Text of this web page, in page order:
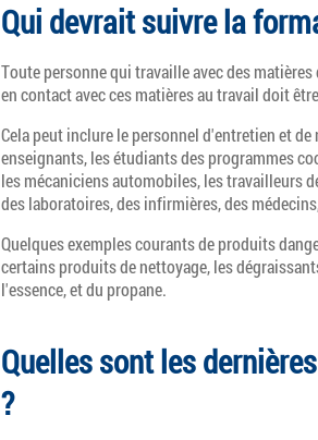
Qui devrait suivre la
Toute personne qui travaille avec des
en contact avec ces matières au travail doit
Cela peut inclure le personnel d'entretien et
enseignants, les étudiants des programmes
les mécaniciens automobiles, les travailleurs
des laboratoires, des infirmières, des
Quelques exemples courants de produits
certains produits de nettoyage, les
l'essence, et du propane.
Quelles sont les
?